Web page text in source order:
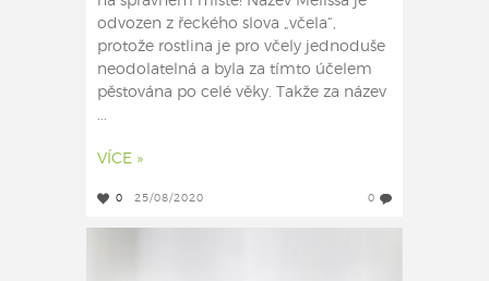
odvozen z řeckého slova „včela“,
protože rostlina je pro včely jednoduše
neodolatelná a byla za tímto účelem
pěstována po celé věky. Takže za název
...
VÍCE »
0 25/08/2020 0